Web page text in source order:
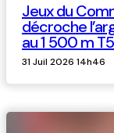
Jeux du
décroche
au 1 500 m
31 Juil 2026 14h46